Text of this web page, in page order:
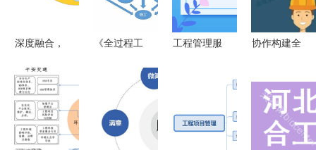
发领域深度
剖析
深度融合，
显度医院装
修项目管理
的软件开发
《全过程工
管理标准》
12月15日
起施行 重
工程管理服
协作构建全
询服务能力